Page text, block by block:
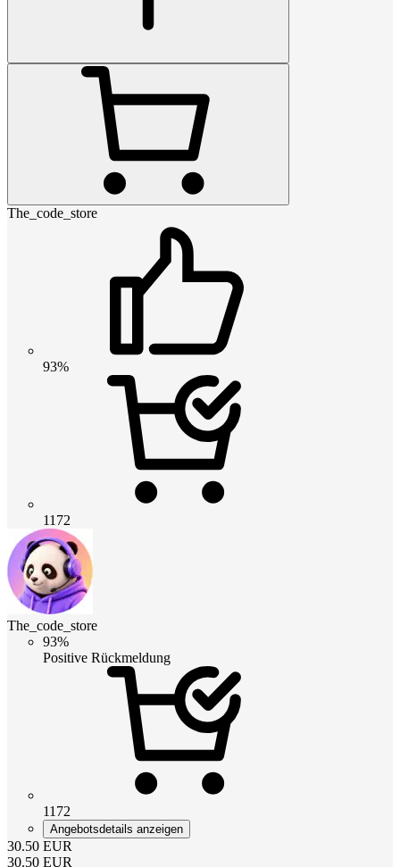
The_code_store
93%
1172
The_code_store
93%
Positive Rückmeldung
1172
Angebotsdetails anzeigen
30.50 EUR
30.50 EUR